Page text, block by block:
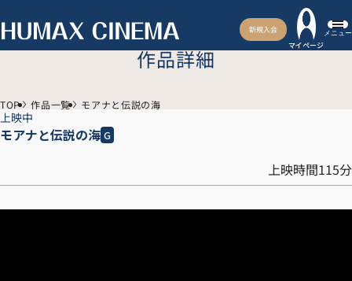
新規入会
マイページ
メニュー
作品詳細
TOP 作品一覧 モアナと伝説の海
上映中
モアナと伝説の海 G
上映時間115分